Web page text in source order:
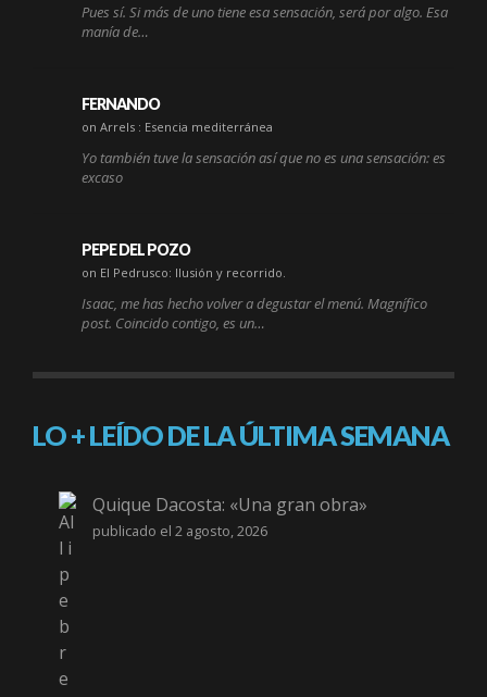
Pues sí. Si más de uno tiene esa sensación, será por algo. Esa
manía de…
FERNANDO
on Arrels : Esencia mediterránea
Yo también tuve la sensación así que no es una sensación: es
excaso
PEPE DEL POZO
on El Pedrusco: Ilusión y recorrido.
Isaac, me has hecho volver a degustar el menú. Magnífico
post. Coincido contigo, es un…
LO + LEÍDO DE LA ÚLTIMA SEMANA
Quique Dacosta: «Una gran obra»
publicado el 2 agosto, 2026